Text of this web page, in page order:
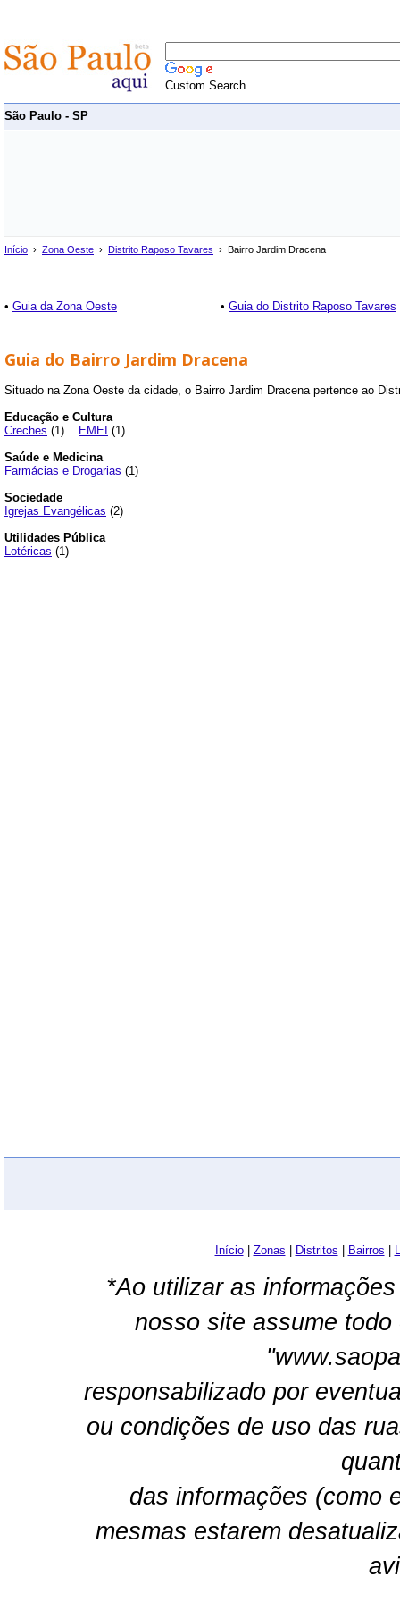
Custom Search
São Paulo - SP
Início › Zona Oeste › Distrito Raposo Tavares › Bairro Jardim Dracena
• Guia da Zona Oeste • Guia do Distrito Raposo Tavares
Guia do Bairro Jardim Dracena
Situado na Zona Oeste da cidade, o Bairro Jardim Dracena pertence ao
Educação e Cultura
Creches (1) EMEI (1)
Saúde e Medicina
Farmácias e Drogarias (1)
Sociedade
Igrejas Evangélicas (2)
Utilidades Pública
Lotéricas (1)
Início| Zonas Distritos Bairros
*Ao utilizar as
nosso site assume
responsabilizado por
ou condições de uso das
das informações (como
mesmas estarem